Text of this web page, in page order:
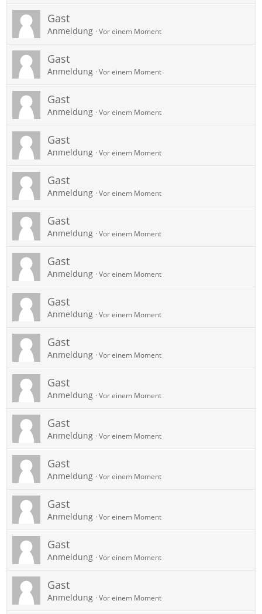
Gast
Anmeldung Vor einem Moment
Gast
Anmeldung Vor einem Moment
Gast
Anmeldung Vor einem Moment
Gast
Anmeldung Vor einem Moment
Gast
Anmeldung Vor einem Moment
Gast
Anmeldung Vor einem Moment
Gast
Anmeldung Vor einem Moment
Gast
Anmeldung Vor einem Moment
Gast
Anmeldung Vor einem Moment
Gast
Anmeldung Vor einem Moment
Gast
Anmeldung Vor einem Moment
Gast
Anmeldung Vor einem Moment
Gast
Anmeldung Vor einem Moment
Gast
Anmeldung Vor einem Moment
Gast
Anmeldung Vor einem Moment